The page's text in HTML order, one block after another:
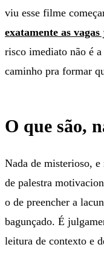
viu esse filme
exatamente as
risco imediato não é
caminho pra formar
O que são,
Nada de misterioso,
de palestra
o de preencher a
bagunçado. É
leitura de contexto e